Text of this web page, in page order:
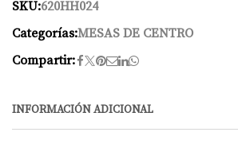
SKU:620HH024
Categorías:MESAS DE CENTRO
Compartir:
INFORMACIÓN ADICIONAL